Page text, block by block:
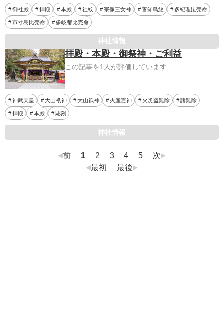
御社殿 拝殿 本殿 社紋 宗像三女神 善知鳥紋 多紀理毘売命
市寸島比売命 多岐都比売命
神社情報
拝殿・本殿・御祭神・ご利益
この記事を1人が評価しています
神武天皇 大山祇神 大山祇神 火産霊神 火災盗難除 諸難除
拝殿 本殿 彫刻
神社情報
前 1 2 3 4 5
次
最初
最後